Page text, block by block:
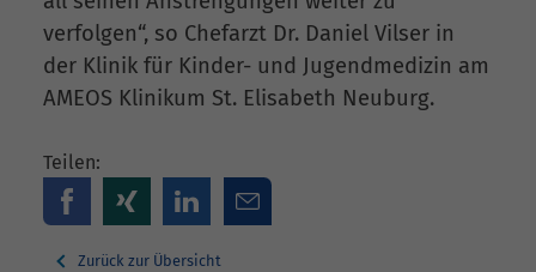
verfolgen“, so Chefarzt Dr. Daniel Vilser in
der Klinik für Kinder- und Jugendmedizin am
AMEOS Klinikum St. Elisabeth Neuburg.
Teilen:
Zurück zur Übersicht